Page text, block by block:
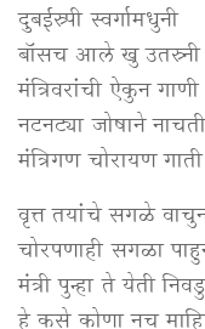
दुबईस्र्पी स्वर्गामधुनी
बॉसच आले खु उतस्र्नी
मंत्रिवरांची ऐकुन गाणी
नटनट्या जोषाने
मंत्रिगण चोरायण गाती
वृत्त तयांचे सगळे
चोरपणाही सगळा
मंत्री पुन्हा ते येती